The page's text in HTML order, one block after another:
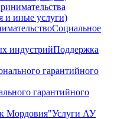
и иные услуги)
Социальное
Поддержка
гарантийного
Услуги АУ